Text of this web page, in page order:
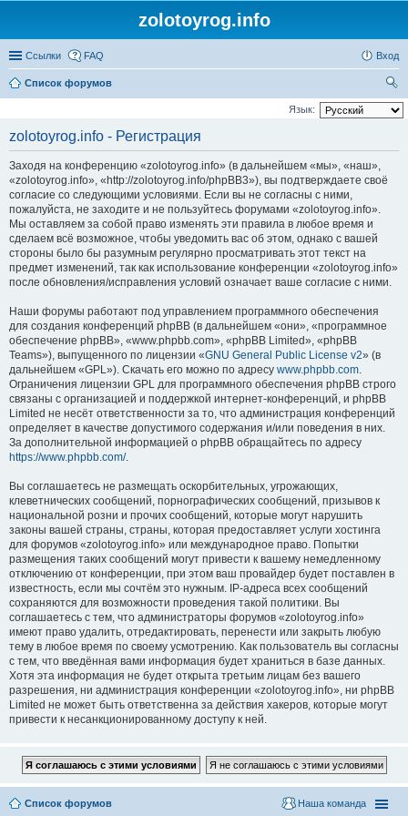
zolotoyrog.info
Ссылки FAQ Вход
Список форумов
ои
Язык:
zolotoyrog.info - Регистрация
Заходя на конференцию «zolotoyrog.info» (в дальнейшем «мы», «наш»,
«zolotoyrog.info», «http://zolotoyrog.info/phpBB3»), вы подтверждаете своё
согласие со следующими условиями. Если вы не согласны с ними,
пожалуйста, не заходите и не пользуйтесь форумами «zolotoyrog.info».
Мы оставляем за собой право изменять эти правила в любое время и
сделаем всё возможное, чтобы уведомить вас об этом, однако с вашей
стороны было бы разумным регулярно просматривать этот текст на
предмет изменений, так как использование конференции «zolotoyrog.info»
после обновления/исправления условий означает ваше согласие с ними.
Наши форумы работают под управлением программного обеспечения
для создания конференций phpBB (в дальнейшем «они», «программное
обеспечение phpBB», «www.phpbb.com», «phpBB Limited», «phpBB
Teams»), выпущенного по лицензии «GNU General Public License v2» (в
дальнейшем «GPL»). Скачать его можно по адресу www.phpbb.com.
Ограничения лицензии GPL для программного обеспечения phpBB строго
связаны с организацией и поддержкой интернет-конференций, и phpBB
Limited не несёт ответственности за то, что администрация конференций
определяет в качестве допустимого содержания и/или поведения в них.
За дополнительной информацией о phpBB обращайтесь по адресу
https://www.phpbb.com/.
Вы соглашаетесь не размещать оскорбительных, угрожающих,
клеветнических сообщений, порнографических сообщений, призывов к
национальной розни и прочих сообщений, которые могут нарушить
законы вашей страны, страны, которая предоставляет услуги хостинга
для форумов «zolotoyrog.info» или международное право. Попытки
размещения таких сообщений могут привести к вашему немедленному
отключению от конференции, при этом ваш провайдер будет поставлен в
известность, если мы сочтём это нужным. IP-адреса всех сообщений
сохраняются для возможности проведения такой политики. Вы
соглашаетесь с тем, что администраторы форумов «zolotoyrog.info»
имеют право удалить, отредактировать, перенести или закрыть любую
тему в любое время по своему усмотрению. Как пользователь вы согласны
с тем, что введённая вами информация будет храниться в базе данных.
Хотя эта информация не будет открыта третьим лицам без вашего
разрешения, ни администрация конференции «zolotoyrog.info», ни phpBB
Limited не может быть ответственна за действия хакеров, которые могут
привести к несанкционированному доступу к ней.
Список форумов Наша команда